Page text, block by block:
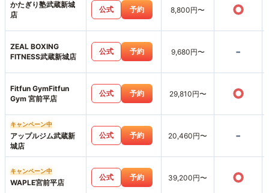
かたぎり塾武蔵新城
店
公式 予約 8,800円〜 ○
ZEAL BOXING
FITNESS武蔵新城店
公式 予約 9,680円〜 -
Fitfun GymFitfun
Gym 宮前平店
公式 予約 29,810円〜 ○
キャンペーン中
アップルジム武蔵新
城店
公式 予約 20,460円〜 -
キャンペーン中
WAPLE宮前平店
公式 予約 39,200円〜 ○